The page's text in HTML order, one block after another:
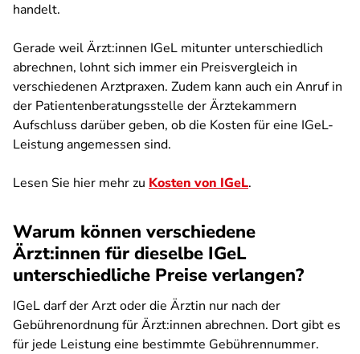
handelt.
Gerade weil Ärzt:innen IGeL mitunter unterschiedlich
abrechnen, lohnt sich immer ein Preisvergleich in
verschiedenen Arztpraxen. Zudem kann auch ein Anruf in
der Patientenberatungsstelle der Ärztekammern
Aufschluss darüber geben, ob die Kosten für eine IGeL-
Leistung angemessen sind.
Lesen Sie hier mehr zu Kosten von IGeL.
Warum können verschiedene
Ärzt:innen für dieselbe IGeL
unterschiedliche Preise verlangen?
IGeL darf der Arzt oder die Ärztin nur nach der
Gebührenordnung für Ärzt:innen abrechnen. Dort gibt es
für jede Leistung eine bestimmte Gebührennummer.